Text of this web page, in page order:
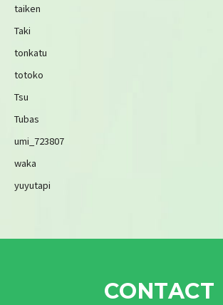
taiken
Taki
tonkatu
totoko
Tsu
Tubas
umi_723807
waka
yuyutapi
CONTACT